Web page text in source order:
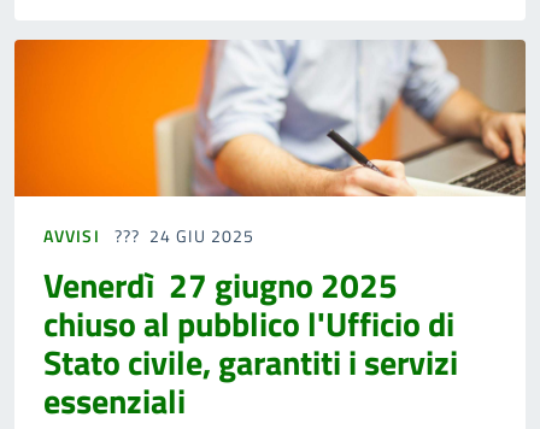
AVVISI 24 GIU 2025
Venerdì 27 giugno 2025
chiuso al pubblico l'Ufficio di
Stato civile, garantiti i servizi
essenziali